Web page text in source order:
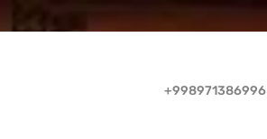
+998971386996